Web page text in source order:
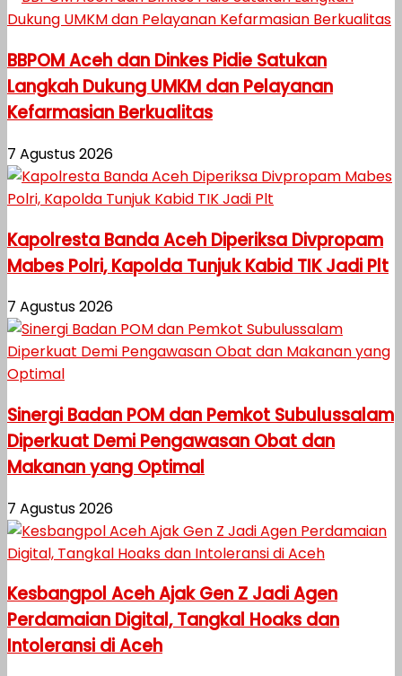
BBPOM Aceh dan Dinkes Pidie Satukan
Langkah Dukung UMKM dan Pelayanan
Kefarmasian Berkualitas
7 Agustus 2026
Kapolresta Banda Aceh Diperiksa Divpropam
Mabes Polri, Kapolda Tunjuk Kabid TIK Jadi Plt
7 Agustus 2026
Sinergi Badan POM dan Pemkot Subulussalam
Diperkuat Demi Pengawasan Obat dan
Makanan yang Optimal
7 Agustus 2026
Kesbangpol Aceh Ajak Gen Z Jadi Agen
Perdamaian Digital, Tangkal Hoaks dan
Intoleransi di Aceh